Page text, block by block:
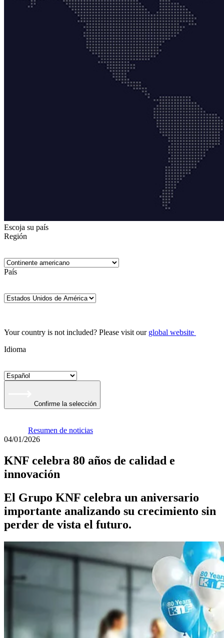
Escoja su país
Región
País
Your country is not included? Please visit our global website
Idioma
Confirme la selección
Resumen de noticias
04/01/2026
KNF celebra 80 años de calidad e
innovación
El Grupo KNF celebra un aniversario
importante analizando su crecimiento sin
perder de vista el futuro.